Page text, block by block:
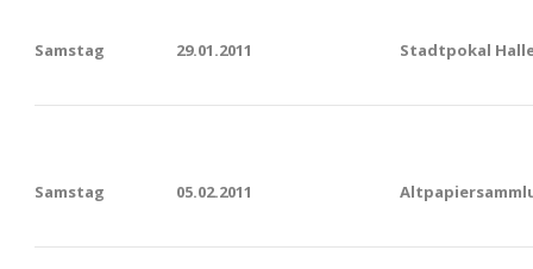
Samstag 29.01.2011 Stadtpokal
Samstag 05.02.2011